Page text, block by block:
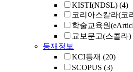
KISTI(NDSL) (4)
코리아스칼라(코
학술교육원
교보문고(스콜라)
등재정보
KCI등재 (20)
SCOPUS (3)